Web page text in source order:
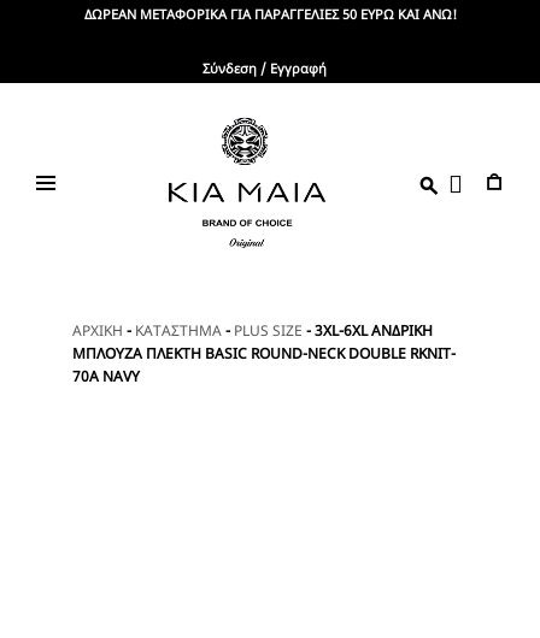
ΔΩΡΕΑΝ ΜΕΤΑΦΟΡΙΚΑ ΓΙΑ ΠΑΡΑΓΓΕΛΙΕΣ 50 ΕΥΡΩ ΚΑΙ ΑΝΩ!
Σύνδεση / Εγγραφή
ΑΡΧΙΚΗ - ΚΑΤΑΣΤΗΜΑ- PLUS SIZE -3XL-6XL ΑΝΔΡΙΚΗ
ΜΠΛΟΥΖΑ ΠΛΕΚΤΗ BASIC ROUND-NECK DOUBLE RKNIT-
70A NAVY